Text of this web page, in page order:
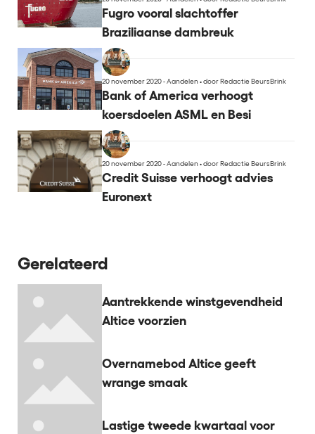
Fugro vooral slachtoffer
Braziliaanse dambreuk
20 november 2020 - Aandelen•door Redactie BeursBrink
Bank of America verhoogt
koersdoelen ASML en Besi
20 november 2020 - Aandelen•door Redactie BeursBrink
Credit Suisse verhoogt advies
Euronext
Gerelateerd
Aantrekkende winstgevendheid
Altice voorzien
Overnamebod Altice geeft
wrange smaak
Lastige tweede kwartaal voor